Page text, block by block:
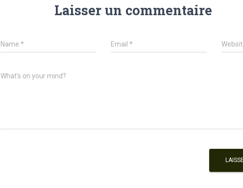
Laisser un commentaire
Name * Email*
What's on your mind?